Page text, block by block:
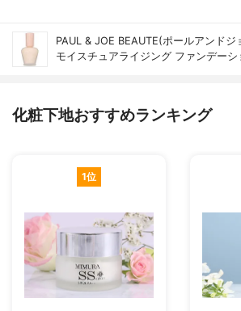
PAUL & JOE BEAUTE(ポールアンドジ
モイスチュアライジング ファンデー
化粧下地おすすめランキング
1位